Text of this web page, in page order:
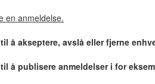
en anmeldelse.
å akseptere, avslå eller fjerne
å publisere anmeldelser i for